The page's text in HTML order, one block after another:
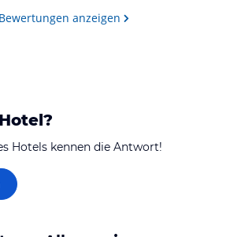
anzeigen
Hotels kennen die Antwort!